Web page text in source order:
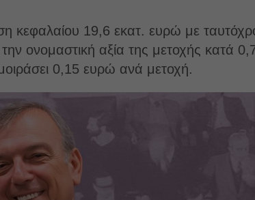
κεφαλαίου 19,6 εκατ. ευρώ με
ονομαστική αξία της μετοχής κατά
0,15 ευρώ ανά μετοχή.